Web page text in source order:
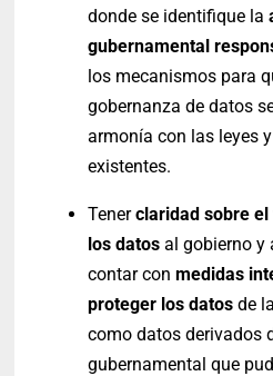
donde se identifique la
gubernamental
los mecanismos para
gobernanza de datos
armonía con las leyes
existentes.
Tenerclaridad sobre
los datosal gobierno y
contar con medidas
proteger los datosde
como datos derivados
gubernamental que